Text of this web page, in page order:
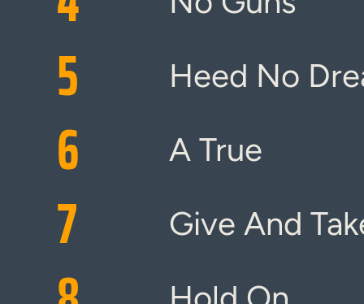
5 Heed No
6 A True
7 Give And